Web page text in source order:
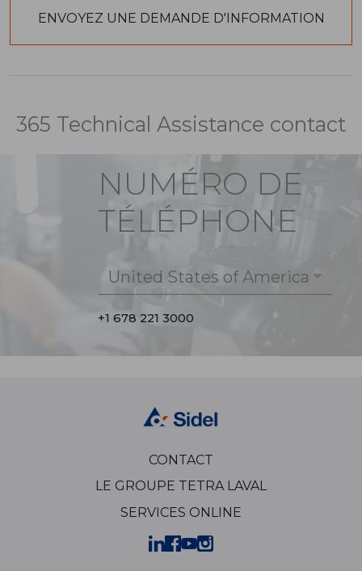
365 Technical Assistance contact
NUMÉRO DE
TÉLÉPHONE
United States of America
+1 678 221 3000
CONTACT
LE GROUPE TETRA LAVAL
SERVICES ONLINE